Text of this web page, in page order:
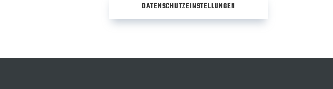
DATENSCHUTZEINSTELLUNGEN